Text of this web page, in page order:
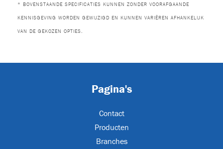
* BOVENSTAANDE SPECIFICATIES KUNNEN ZONDER VOORAFGAANDE
KENNISGEVING WORDEN GEWIJZIGD EN KUNNEN VARIËREN AFHANKELIJK
VAN DE GEKOZEN OPTIES.
Pagina's
Contact
Producten
Branches